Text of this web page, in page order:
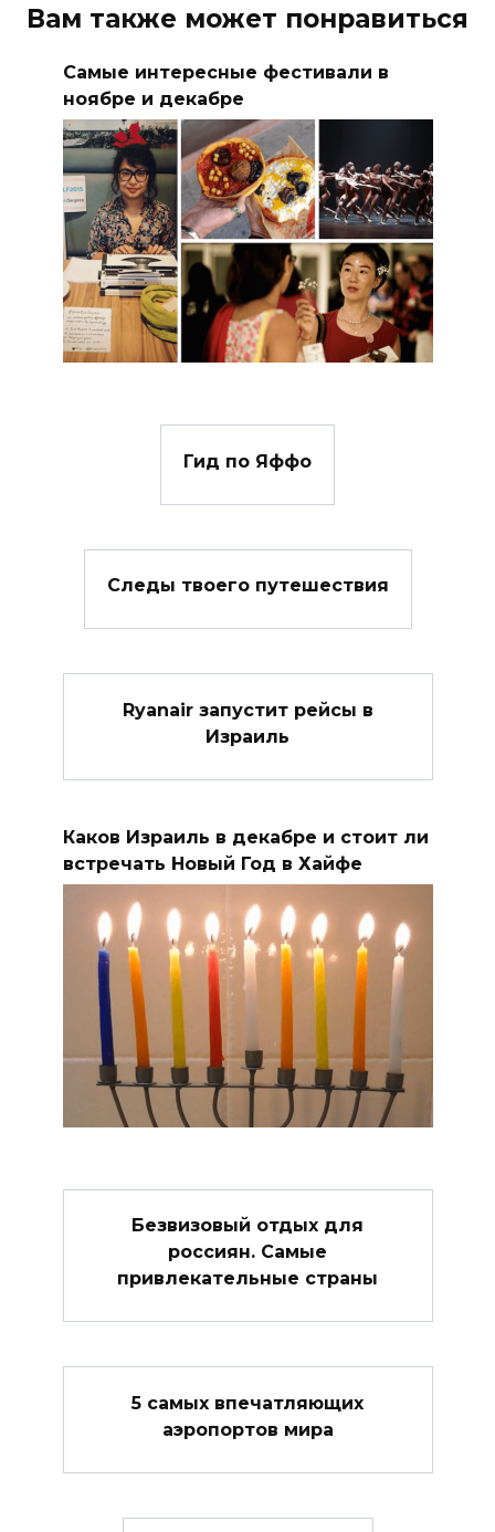
Вам также может понравиться
Самые интересные фестивали в
ноябре и декабре
Гид по Яффо
Следы твоего путешествия
Ryanair запустит рейсы в
Израиль
Каков Израиль в декабре и стоит ли
встречать Новый Год в Хайфе
Безвизовый отдых для
россиян. Самые
привлекательные страны
5 самых впечатляющих
аэропортов мира